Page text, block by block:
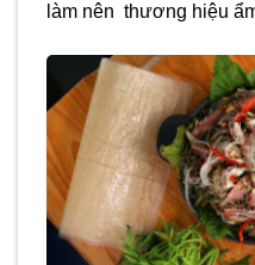
làm nên thương hiệu